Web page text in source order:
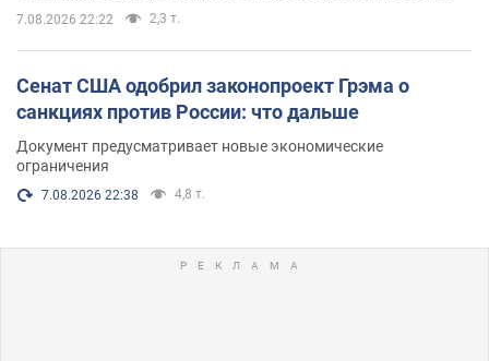
7.08.2026 22:22 2,3 т.
Сенат США одобрил законопроект Грэма о
санкциях против России: что дальше
Документ предусматривает новые экономические
ограничения
7.08.2026 22:38 4,8 т.